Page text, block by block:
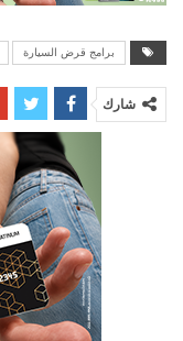
برامج قرض السيارة
شارك